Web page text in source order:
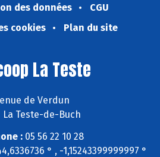
des données
CGU
cookies
Plan du site
La Teste
de Verdun
La Teste-de-Buch
: 05 56 22 10 28
° , -1,15243399999997 °